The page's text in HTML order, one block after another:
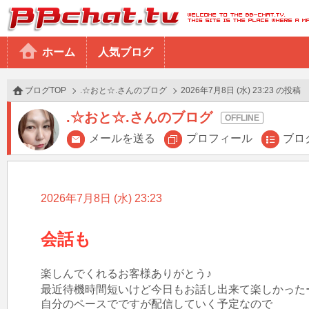
BBchatTV
ホーム 人気ブログ
ブログTOP .☆おと☆.さんのブログ 2026年7月8日 (水) 23:23 の投稿
.☆おと☆.さんのブログ
メールを送る プロフィール ブロ
2026年7月8日 (水) 23:23
会話も
楽しんでくれるお客様ありがとう♪
最近待機時間短いけど今日もお話し出来て楽しかった
自分のペースでですが配信していく予定なので